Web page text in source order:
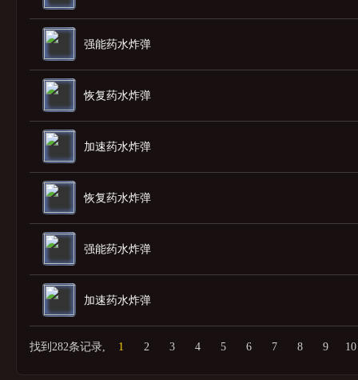
强能药水炸弹
恢复药水炸弹
加速药水炸弹
恢复药水炸弹
强能药水炸弹
加速药水炸弹
找到282条记录, 1 2 3 4 5 6 7 8 9 10